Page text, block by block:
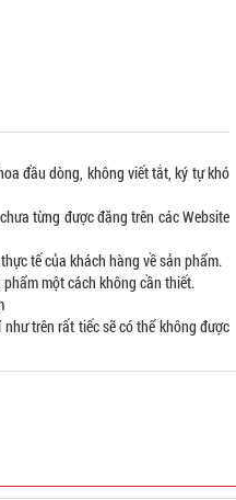
đầu dòng, không viết tắt, ký tự khó
từng được đăng trên các Website
tế của khách hàng về sản phẩm.
một cách không cần thiết.
trên rất tiếc sẽ có thể không được